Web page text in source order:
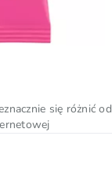
się różnić od